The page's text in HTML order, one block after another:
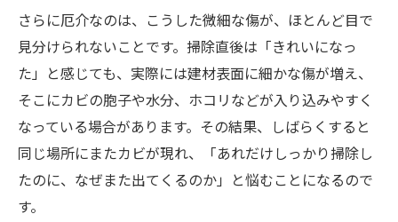
さらに厄介なのは、こうした微細な傷が、ほとんど目で
見分けられないことです。掃除直後は「きれいになっ
た」と感じても、実際には建材表面に細かな傷が増え、
そこにカビの胞子や水分、ホコリなどが入り込みやすく
なっている場合があります。その結果、しばらくすると
同じ場所にまたカビが現れ、「あれだけしっかり掃除し
たのに、なぜまた出てくるのか」と悩むことになるので
す。